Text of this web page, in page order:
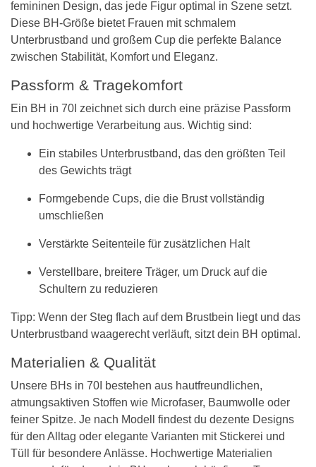
femininen Design, das jede Figur optimal in Szene setzt.
Diese BH-Größe bietet Frauen mit schmalem
Unterbrustband und großem Cup die perfekte Balance
zwischen Stabilität, Komfort und Eleganz.
Passform & Tragekomfort
Ein BH in 70I zeichnet sich durch eine präzise Passform
und hochwertige Verarbeitung aus. Wichtig sind:
Ein stabiles Unterbrustband, das den größten Teil
des Gewichts trägt
Formgebende Cups, die die Brust vollständig
umschließen
Verstärkte Seitenteile für zusätzlichen Halt
Verstellbare, breitere Träger, um Druck auf die
Schultern zu reduzieren
Tipp: Wenn der Steg flach auf dem Brustbein liegt und das
Unterbrustband waagerecht verläuft, sitzt dein BH optimal.
Materialien & Qualität
Unsere BHs in 70I bestehen aus hautfreundlichen,
atmungsaktiven Stoffen wie Microfaser, Baumwolle oder
feiner Spitze. Je nach Modell findest du dezente Designs
für den Alltag oder elegante Varianten mit Stickerei und
Tüll für besondere Anlässe. Hochwertige Materialien